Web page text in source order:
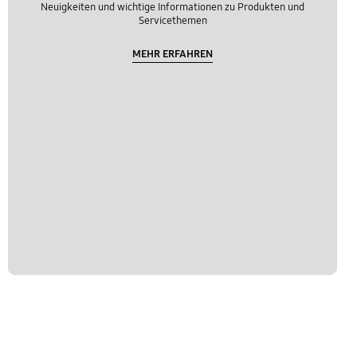
Neuigkeiten und wichtige Informationen zu Produkten und
Servicethemen
MEHR ERFAHREN